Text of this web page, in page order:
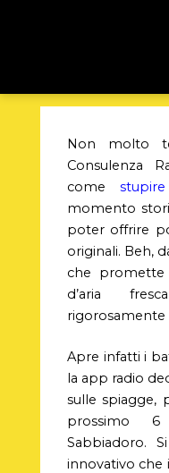
Non molto
Consulenza
come
momento
poter offrire
originali. Beh,
che
d’aria
rigorosamente
Apre infatti i
la app radio
sulle spiagge,
prossimo
Sabbiadoro.
innovativo che